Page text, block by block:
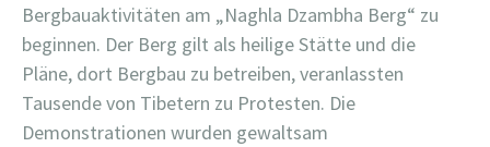
Bergbauaktivitäten am „Naghla Dzambha Berg“ zu
beginnen. Der Berg gilt als heilige Stätte und die
Pläne, dort Bergbau zu betreiben, veranlassten
Tausende von Tibetern zu Protesten. Die
Demonstrationen wurden gewaltsam